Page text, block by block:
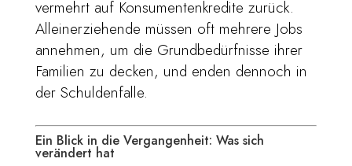
vermehrt auf Konsumentenkredite zurück.
Alleinerziehende müssen oft mehrere Jobs
annehmen, um die Grundbedürfnisse ihrer
Familien zu decken, und enden dennoch in
der Schuldenfalle.
Ein Blick in die Vergangenheit: Was sich
verändert hat